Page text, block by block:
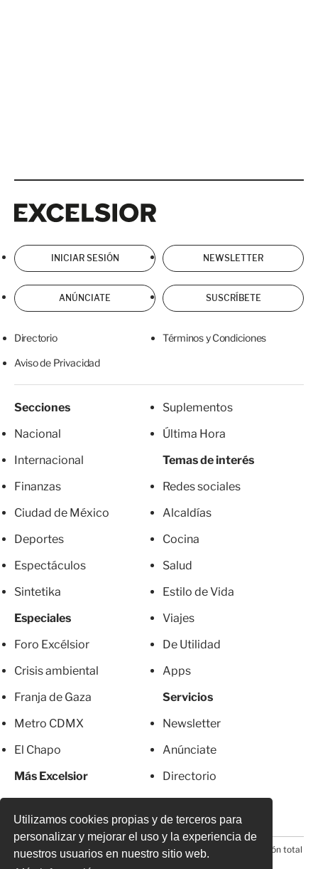
Utilizamos cookies propias y de terceros para
personalizar y mejorar el uso y la experiencia de
nuestros usuarios en nuestro sitio web.
INICIAR SESIÓN NEWSLETTER
ANÚNCIATE SUSCRÍBETE
Directorio Términos y Condiciones
Aviso de Privacidad
Secciones
Nacional
Internacional
Finanzas
Ciudad de México
Deportes
Espectáculos
Sintetika
Especiales
Foro Excélsior
Crisis ambiental
Franja de Gaza
Metro CDMX
El Chapo
Más Excelsior
Suplementos
Última Hora
Temas de interés
Redes sociales
Alcaldías
Cocina
Salud
Estilo de Vida
Viajes
De Utilidad
Apps
Servicios
Newsletter
Anúnciate
Directorio
© 2026 Todos los derechos reservados. Prohibida la reproducción total
o parcial, incluyendo cualquier medio electrónico*